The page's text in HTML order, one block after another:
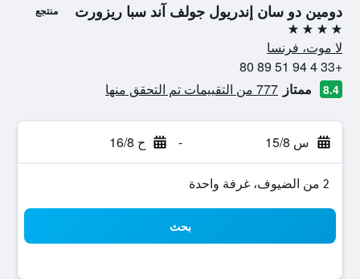
دومين دو سان إندريول جولف آند سبا ريزورت منتجع
4 نجوم
لا موت، فرنسا
+33 4 94 51 89 80
8.4 ممتاز 777 من التقييمات تم التحقق منها
س 15/8 - ح 16/8
2 من الضيوف، غرفة واحدة
بحث